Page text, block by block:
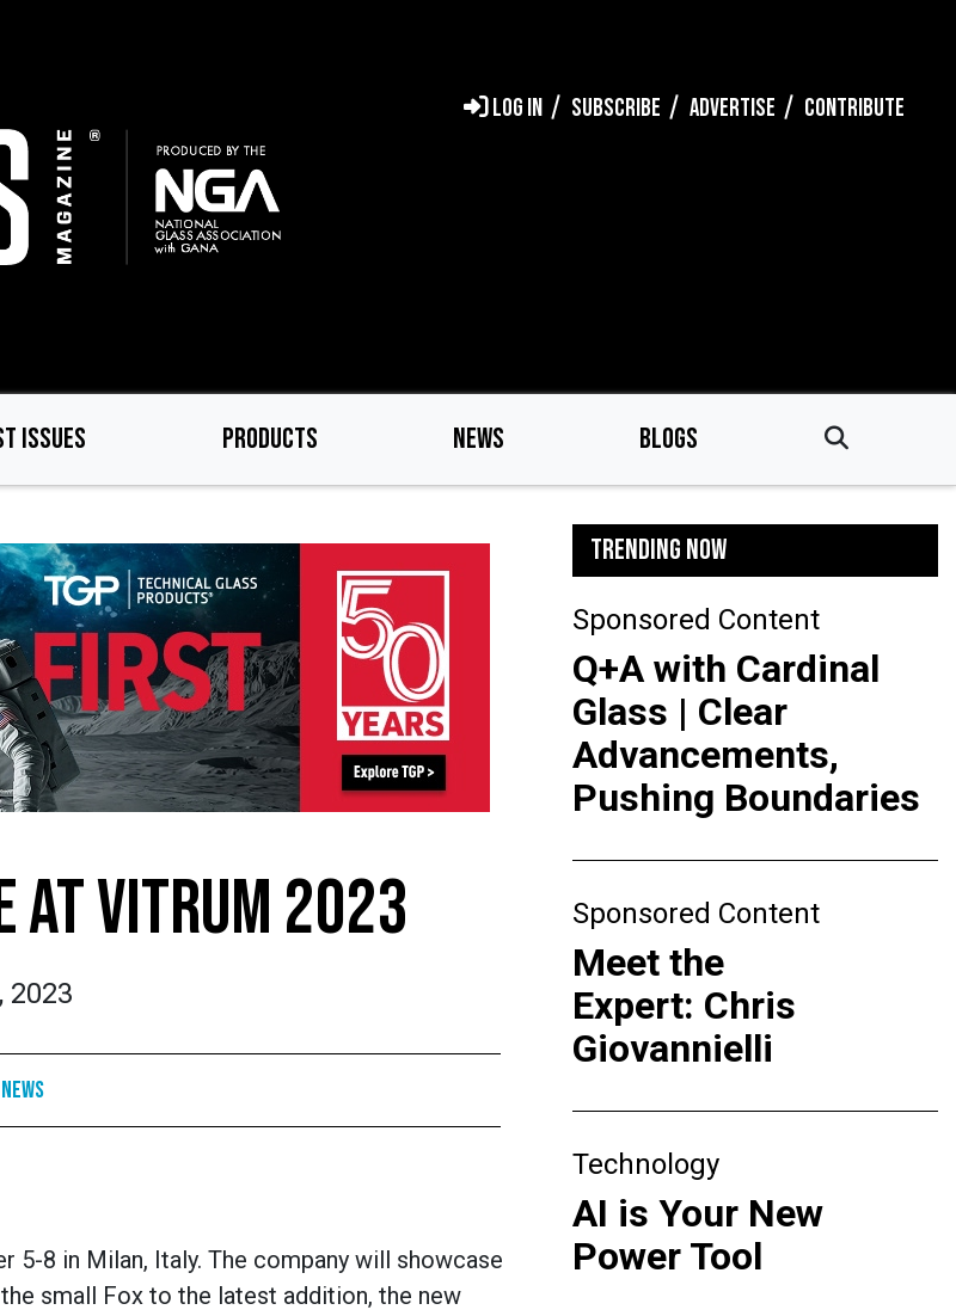
LOG IN SUBSCRIBE ADVERTISE CONTRIBUTE
ISSUES PRODUCTS NEWS BLOGS
AT VITRUM 2023
2023
8 in Milan, Italy. The company will showcase
small Fox to the latest addition, the new
TRENDING NOW
Sponsored Content
Q+A with Cardinal
Glass | Clear
Advancements,
Pushing Boundaries
Sponsored Content
Meet the
Expert: Chris
Giovannielli
Technology
AI is Your New
Power Tool